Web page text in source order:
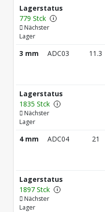
Lagerstatus
779 Stck
i
Nächster
Lager
3 mm ADC03 11.3
Lagerstatus
1835 Stck
i
Nächster
Lager
4 mm ADC04 21
Lagerstatus
1897 Stck
i
Nächster
Lager